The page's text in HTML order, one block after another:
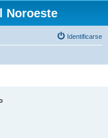
Noroeste
Identificarse